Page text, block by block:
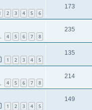
2 3 4 5 6
173
4 5 6 7 8
235
1 2 3 4 5
135
4 5 6 7 8
214
1 2 3 4 5
149